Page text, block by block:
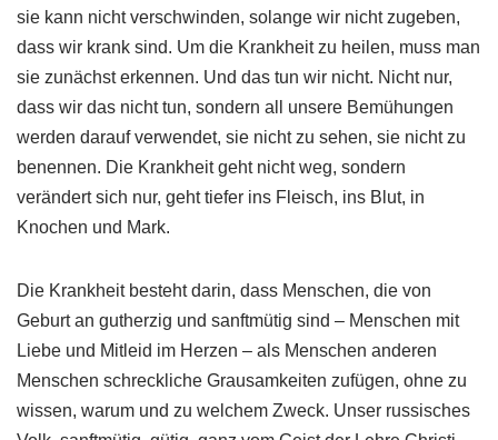
sie kann nicht verschwinden, solange wir nicht zugeben,
dass wir krank sind. Um die Krankheit zu heilen, muss man
sie zunächst erkennen. Und das tun wir nicht. Nicht nur,
dass wir das nicht tun, sondern all unsere Bemühungen
werden darauf verwendet, sie nicht zu sehen, sie nicht zu
benennen. Die Krankheit geht nicht weg, sondern
verändert sich nur, geht tiefer ins Fleisch, ins Blut, in
Knochen und Mark.
Die Krankheit besteht darin, dass Menschen, die von
Geburt an gutherzig und sanftmütig sind – Menschen mit
Liebe und Mitleid im Herzen – als Menschen anderen
Menschen schreckliche Grausamkeiten zufügen, ohne zu
wissen, warum und zu welchem Zweck. Unser russisches